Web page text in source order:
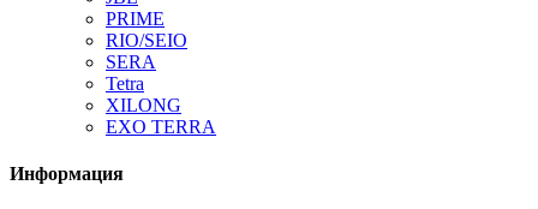
PRIME
RIO/SEIO
SERA
Tetra
XILONG
EXO TERRA
Информация